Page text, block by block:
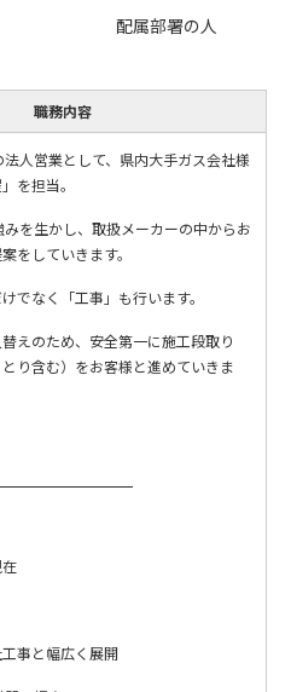
社 配属部署の人
職務内容
人営業として、県内大手ガス会社様
を担当。
を生かし、取扱メーカーの中からお
をしていきます。
でなく「工事」も行います。
えのため、安全第一に施工段取り
とり含む）をお客様と進めていきま
営業
事と幅広く展開